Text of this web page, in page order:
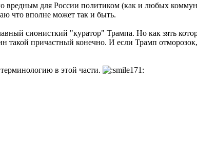
вредным для России политиком (как и любых
что вполне может так и быть.
сионисткий "куратор" Трампа. Но как зять
причастный конечно. И если Трамп
в этой части.